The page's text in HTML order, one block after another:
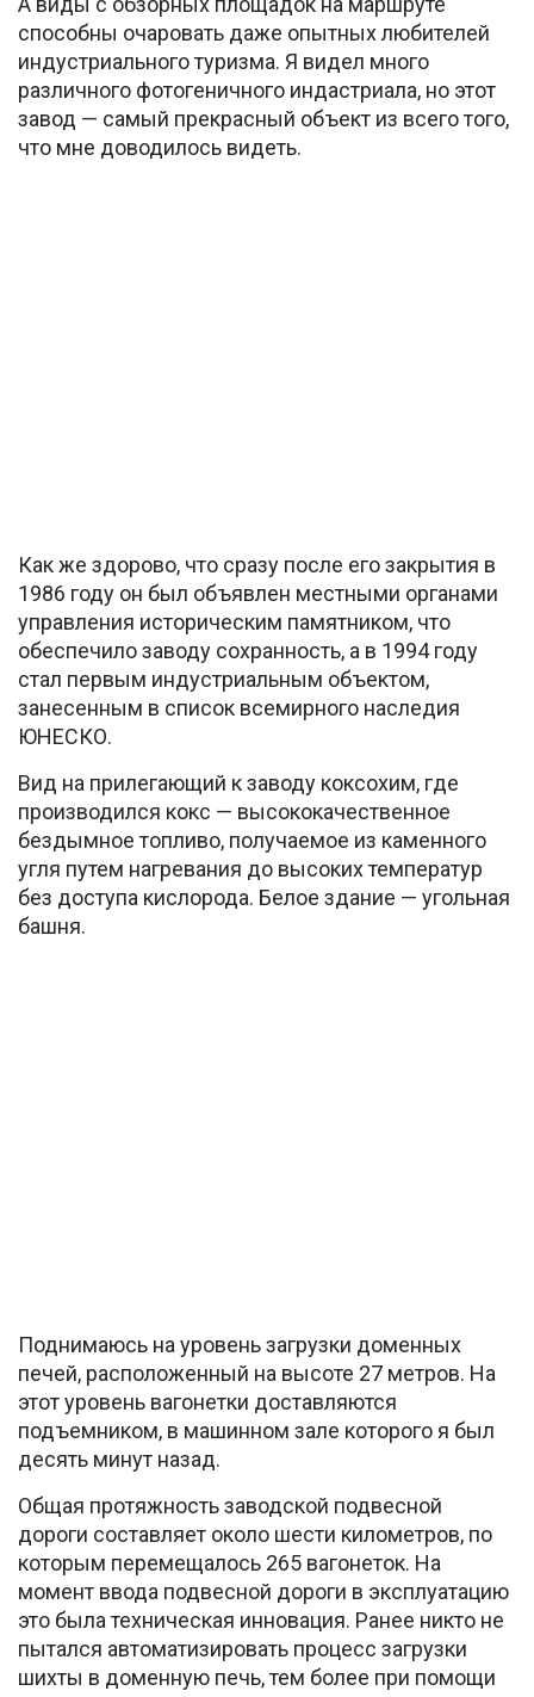
способны очаровать даже опытных любителей
индустриального туризма. Я видел много
различного фотогеничного индастриала, но этот
завод — самый прекрасный объект из всего того,
что мне доводилось видеть.
Как же здорово, что сразу после его закрытия в
1986 году он был объявлен местными органами
управления историческим памятником, что
обеспечило заводу сохранность, а в 1994 году
стал первым индустриальным объектом,
занесенным в список всемирного наследия
ЮНЕСКО.
Вид на прилегающий к заводу коксохим, где
производился кокс — высококачественное
бездымное топливо, получаемое из каменного
угля путем нагревания до высоких температур
без доступа кислорода. Белое здание — угольная
башня.
Поднимаюсь на уровень загрузки доменных
печей, расположенный на высоте 27 метров. На
этот уровень вагонетки доставляются
подъемником, в машинном зале которого я был
десять минут назад.
Общая протяжность заводской подвесной
дороги составляет около шести километров, по
которым перемещалось 265 вагонеток. На
момент ввода подвесной дороги в эксплуатацию
это была техническая инновация. Ранее никто не
пытался автоматизировать процесс загрузки
шихты в доменную печь, тем более при помощи